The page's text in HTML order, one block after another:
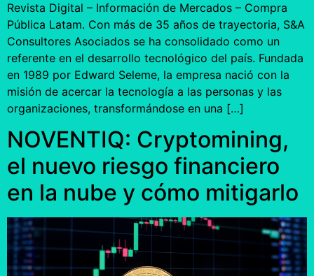
Revista Digital – Información de Mercados – Compra
Pública Latam. Con más de 35 años de trayectoria, S&A
Consultores Asociados se ha consolidado como un
referente en el desarrollo tecnológico del país. Fundada
en 1989 por Edward Seleme, la empresa nació con la
misión de acercar la tecnología a las personas y las
organizaciones, transformándose en una […]
NOVENTIQ: Cryptomining,
el nuevo riesgo financiero
en la nube y cómo mitigarlo